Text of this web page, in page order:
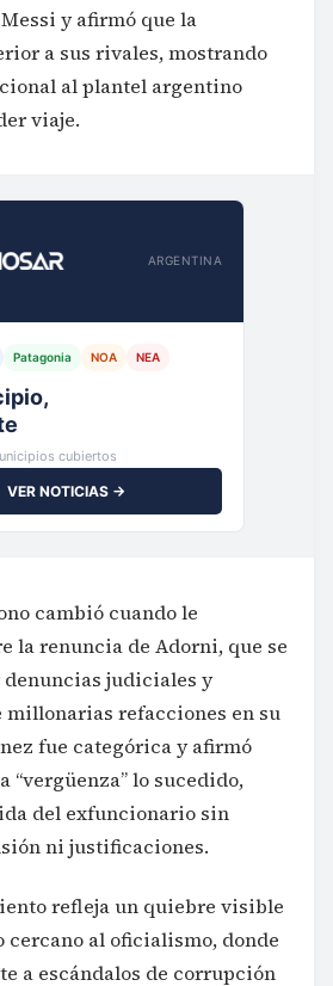
y afirmó que la
a sus rivales, mostrando
al plantel argentino
viaje.
ARGENTINA
Patagonia NOA NEA
cubiertos
VER NOTICIAS →
cambió cuando le
la renuncia de Adorni, que se
judiciales y
refacciones en su
fue categórica y afirmó
“vergüenza” lo sucedido,
del exfuncionario sin
ni justificaciones.
refleja un quiebre visible
al oficialismo, donde
a escándalos de corrupción